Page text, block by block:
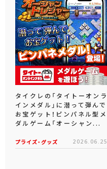
タイクレの「タイトーオンラ
インメダル」に潜って弾んで
お宝ゲット！ピンパネル型メ
ダルゲーム「オーシャン...
プライズ・グッズ 2026.06.25